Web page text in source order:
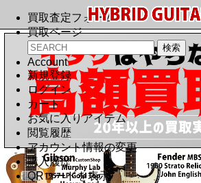
買取査定フォーム
買取ページ
Account
新規登録
ログイン
カート
お気に入りアイテム
閲覧履歴
アカウント情報の変更
購入履歴
QRコードを表示